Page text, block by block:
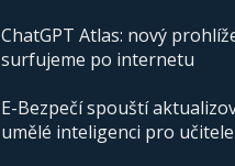
ChatGPT Atlas: nový
surfujeme po internetu
E-Bezpečí spouští
umělé inteligenci pro učitele